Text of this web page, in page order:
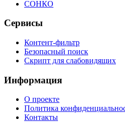
СОНКО
Сервисы
Контент-фильтр
Безопасный поиск
Скрипт для слабовидящих
Информация
О проекте
Политика
Контакты